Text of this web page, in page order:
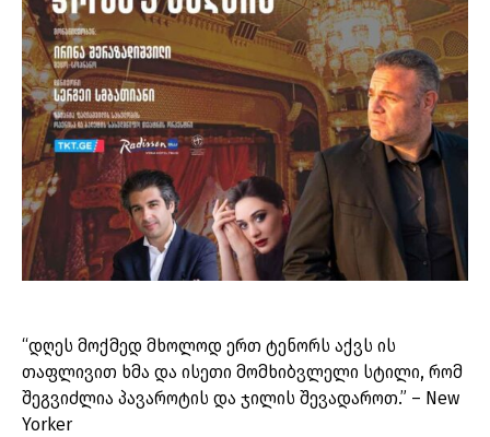
“დღეს მოქმედ მხოლოდ ერთ ტენორს აქვს ის
თაფლივით ხმა და ისეთი მომხიბვლელი სტილი, რომ
შეგვიძლია პავაროტის და ჯილის შევადაროთ.” – New
Yorker